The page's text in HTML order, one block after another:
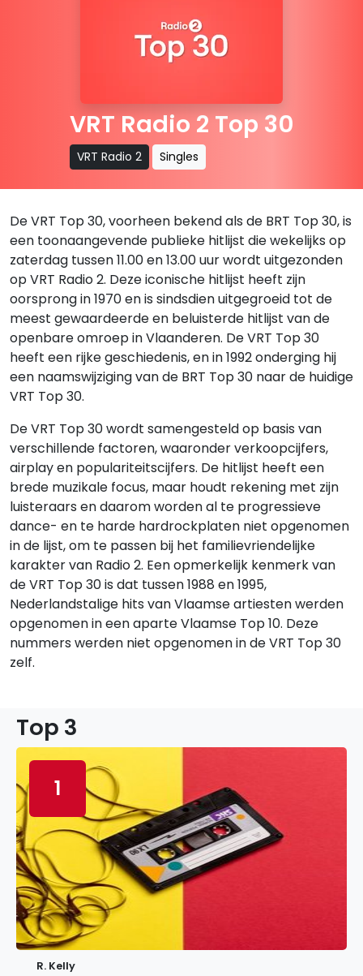
VRT Radio 2 Top 30
VRT Radio 2 Singles
De VRT Top 30, voorheen bekend als de BRT Top 30, is
een toonaangevende publieke hitlijst die wekelijks op
zaterdag tussen 11.00 en 13.00 uur wordt uitgezonden
op VRT Radio 2. Deze iconische hitlijst heeft zijn
oorsprong in 1970 en is sindsdien uitgegroeid tot de
meest gewaardeerde en beluisterde hitlijst van de
openbare omroep in Vlaanderen. De VRT Top 30
heeft een rijke geschiedenis, en in 1992 onderging hij
een naamswijziging van de BRT Top 30 naar de huidige
VRT Top 30.
De VRT Top 30 wordt samengesteld op basis van
verschillende factoren, waaronder verkoopcijfers,
airplay en populariteitscijfers. De hitlijst heeft een
brede muzikale focus, maar houdt rekening met zijn
luisteraars en daarom worden al te progressieve
dance- en te harde hardrockplaten niet opgenomen
in de lijst, om te passen bij het familievriendelijke
karakter van Radio 2. Een opmerkelijk kenmerk van
de VRT Top 30 is dat tussen 1988 en 1995,
Nederlandstalige hits van Vlaamse artiesten werden
opgenomen in een aparte Vlaamse Top 10. Deze
nummers werden niet opgenomen in de VRT Top 30
zelf.
Top 3
1
R. Kelly